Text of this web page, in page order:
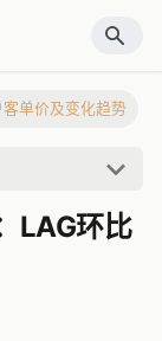
客单价及变化趋势
LAG环比